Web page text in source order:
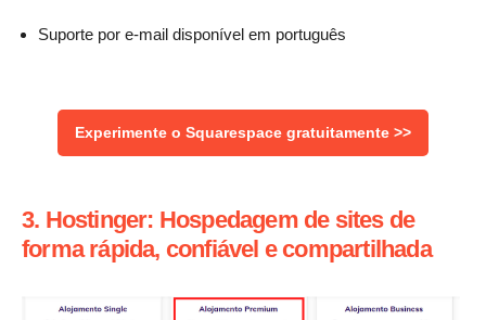
Suporte por e-mail disponível em português
Experimente o Squarespace gratuitamente >>
3. Hostinger: Hospedagem de sites de
forma rápida, confiável e compartilhada